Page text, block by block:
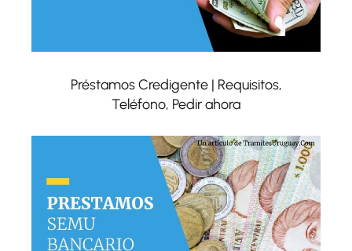
Préstamos Credigente | Requisitos,
Teléfono, Pedir ahora